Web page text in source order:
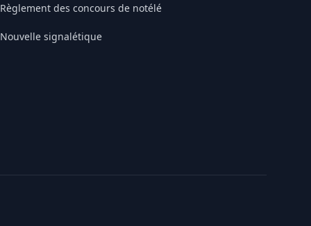
Règlement des concours de notélé
Nouvelle signalétique